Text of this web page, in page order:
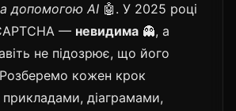
допомогою AI 🤖. У 2025 році
— невидима 👻, а
не підозрює, що його
кожен крок
діаграмами,